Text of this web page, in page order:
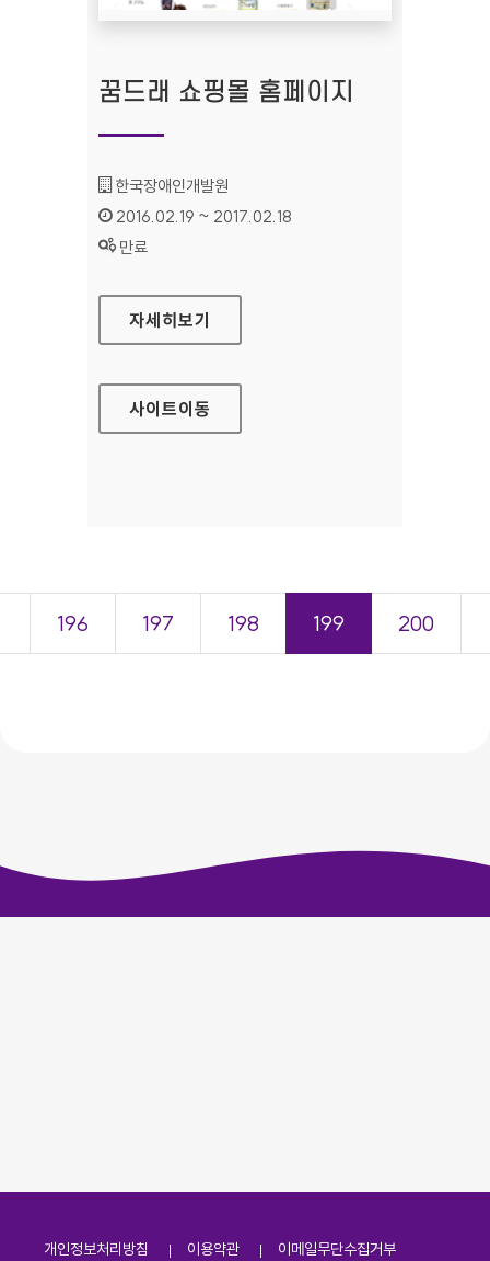
꿈드래 쇼핑몰 홈페이지
기관명 :
한국장애인개발원
인증기간 :
2016.02.19 ~ 2017.02.18
상태 :
만료
꿈드래 쇼핑몰 홈페이지
자세히보기
사이트이동
196 197 198 199 200
개인정보처리방침 이용약관 이메일무단수집거부